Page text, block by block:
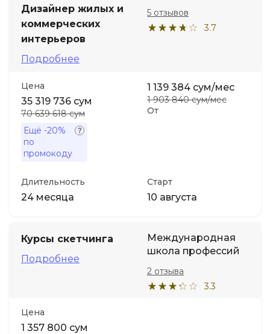
Дизайнер жилых и
коммерческих
интерьеров
Подробнее
3.7
5 отзывов
Цена
35 319 736 сум
70 639 618 сум
Ещё -20%
по
промокоду
От
1 139 384 сум/мес
1 903 840 сум/мес
Длительность
24 месяца
Старт
10 августа
Курсы скетчинга
Подробнее
Международная
школа профессий
3.3
2 отзыва
Цена
1 357 800 сум